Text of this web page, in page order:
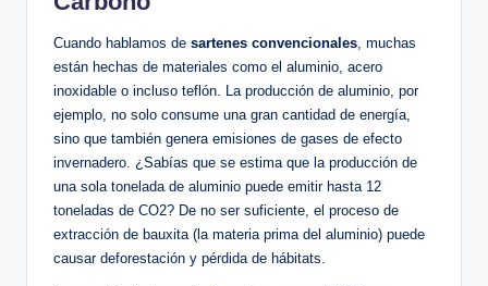
Cuando hablamos de sartenes convencionales, muchas
están hechas de materiales como el aluminio, acero
inoxidable o incluso teflón. La producción de aluminio, por
ejemplo, no solo consume una gran cantidad de energía,
sino que también genera emisiones de gases de efecto
invernadero. ¿Sabías que se estima que la producción de
una sola tonelada de aluminio puede emitir hasta 12
toneladas de CO2? De no ser suficiente, el proceso de
extracción de bauxita (la materia prima del aluminio) puede
causar deforestación y pérdida de hábitats.